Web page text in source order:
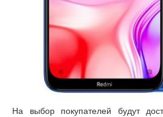
На выбор покупателей будут